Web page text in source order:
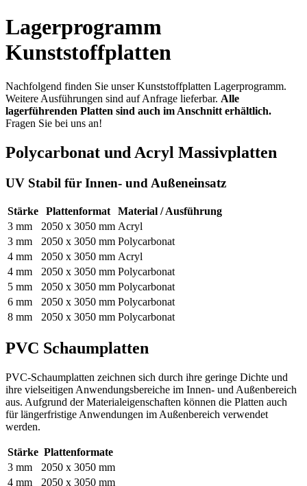
Lagerprogramm
Kunststoffplatten
Nachfolgend finden Sie unser Kunststoffplatten Lagerprogramm.
Weitere Ausführungen sind auf Anfrage lieferbar. Alle
lagerführenden Platten sind auch im Anschnitt erhältlich.
Fragen Sie bei uns an!
Polycarbonat und Acryl Massivplatten
UV Stabil für Innen- und Außeneinsatz
Stärke Plattenformat
Material / Ausführung
3 mm
2050 x 3050 mm Acryl
3 mm
2050 x 3050 mm Polycarbonat
4 mm
2050 x 3050 mm Acryl
4 mm
2050 x 3050 mm Polycarbonat
5 mm
2050 x 3050 mm Polycarbonat
6 mm
2050 x 3050 mm Polycarbonat
8 mm
2050 x 3050 mm Polycarbonat
PVC Schaumplatten
PVC-Schaumplatten zeichnen sich durch ihre geringe Dichte und
ihre vielseitigen Anwendungsbereiche im Innen- und Außenbereich
aus. Aufgrund der Materialeigenschaften können die Platten auch
für längerfristige Anwendungen im Außenbereich verwendet
werden.
Stärke Plattenformate
3 mm
2050 x 3050 mm
4 mm
2050 x 3050 mm